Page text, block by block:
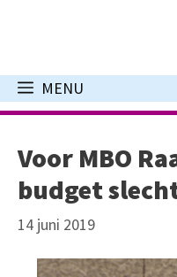
inhoud
MENU
Voor MBO
budget
14 juni 2019